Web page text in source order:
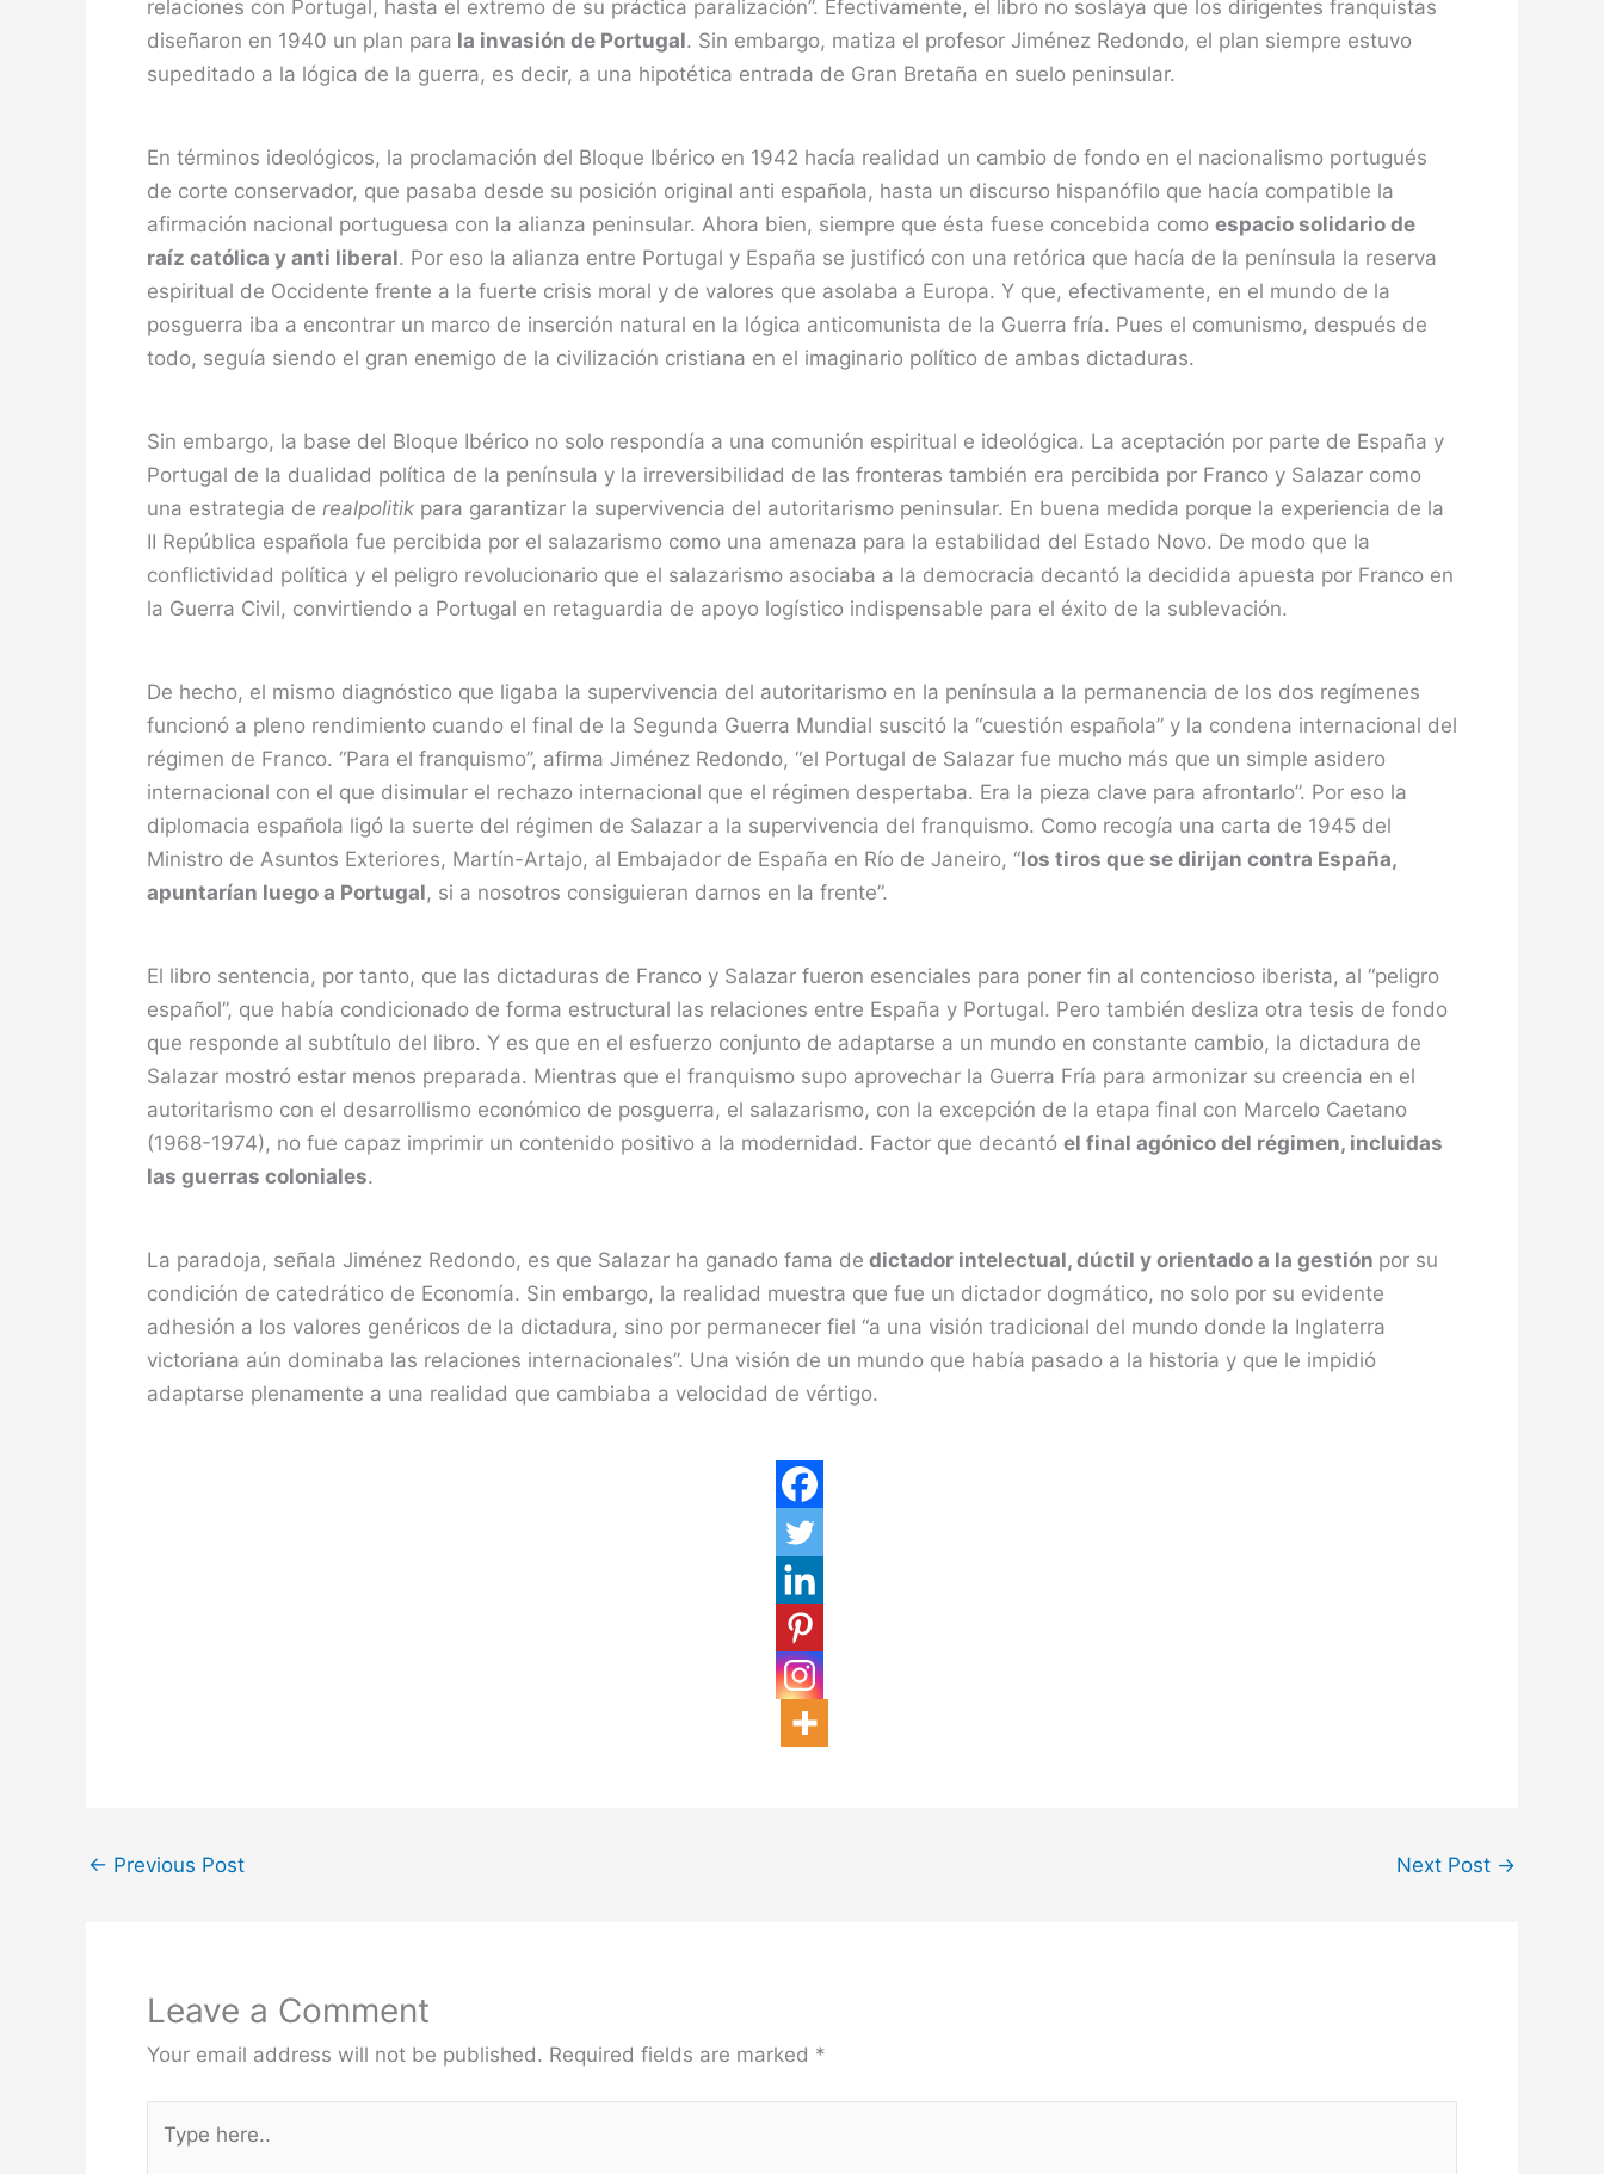
relaciones con Portugal, hasta el extremo de su práctica paralización”. Efectivamente, el libro no soslaya que los dirigentes franquistas
diseñaron en 1940 un plan para la invasión de Portugal. Sin embargo, matiza el profesor Jiménez Redondo, el plan siempre estuvo
supeditado a la lógica de la guerra, es decir, a una hipotética entrada de Gran Bretaña en suelo peninsular.
En términos ideológicos, la proclamación del Bloque Ibérico en 1942 hacía realidad un cambio de fondo en el nacionalismo portugués
de corte conservador, que pasaba desde su posición original anti española, hasta un discurso hispanófilo que hacía compatible la
afirmación nacional portuguesa con la alianza peninsular. Ahora bien, siempre que ésta fuese concebida como espacio solidario de
raíz católica y anti liberal. Por eso la alianza entre Portugal y España se justificó con una retórica que hacía de la península la reserva
espiritual de Occidente frente a la fuerte crisis moral y de valores que asolaba a Europa. Y que, efectivamente, en el mundo de la
posguerra iba a encontrar un marco de inserción natural en la lógica anticomunista de la Guerra fría. Pues el comunismo, después de
todo, seguía siendo el gran enemigo de la civilización cristiana en el imaginario político de ambas dictaduras.
Sin embargo, la base del Bloque Ibérico no solo respondía a una comunión espiritual e ideológica. La aceptación por parte de España y
Portugal de la dualidad política de la península y la irreversibilidad de las fronteras también era percibida por Franco y Salazar como
una estrategia de realpolitik para garantizar la supervivencia del autoritarismo peninsular. En buena medida porque la experiencia de la
II República española fue percibida por el salazarismo como una amenaza para la estabilidad del Estado Novo. De modo que la
conflictividad política y el peligro revolucionario que el salazarismo asociaba a la democracia decantó la decidida apuesta por Franco en
la Guerra Civil, convirtiendo a Portugal en retaguardia de apoyo logístico indispensable para el éxito de la sublevación.
De hecho, el mismo diagnóstico que ligaba la supervivencia del autoritarismo en la península a la permanencia de los dos regímenes
funcionó a pleno rendimiento cuando el final de la Segunda Guerra Mundial suscitó la “cuestión española” y la condena internacional del
régimen de Franco. “Para el franquismo”, afirma Jiménez Redondo, “el Portugal de Salazar fue mucho más que un simple asidero
internacional con el que disimular el rechazo internacional que el régimen despertaba. Era la pieza clave para afrontarlo”. Por eso la
diplomacia española ligó la suerte del régimen de Salazar a la supervivencia del franquismo. Como recogía una carta de 1945 del
Ministro de Asuntos Exteriores, Martín-Artajo, al Embajador de España en Río de Janeiro, “los tiros que se dirijan contra España,
apuntarían luego a Portugal, si a nosotros consiguieran darnos en la frente”.
El libro sentencia, por tanto, que las dictaduras de Franco y Salazar fueron esenciales para poner fin al contencioso iberista, al “peligro
español”, que había condicionado de forma estructural las relaciones entre España y Portugal. Pero también desliza otra tesis de fondo
que responde al subtítulo del libro. Y es que en el esfuerzo conjunto de adaptarse a un mundo en constante cambio, la dictadura de
Salazar mostró estar menos preparada. Mientras que el franquismo supo aprovechar la Guerra Fría para armonizar su creencia en el
autoritarismo con el desarrollismo económico de posguerra, el salazarismo, con la excepción de la etapa final con Marcelo Caetano
(1968-1974), no fue capaz imprimir un contenido positivo a la modernidad. Factor que decantó el final agónico del régimen, incluidas
las guerras coloniales.
La paradoja, señala Jiménez Redondo, es que Salazar ha ganado fama de dictador intelectual, dúctil y orientado a la gestión por su
condición de catedrático de Economía. Sin embargo, la realidad muestra que fue un dictador dogmático, no solo por su evidente
adhesión a los valores genéricos de la dictadura, sino por permanecer fiel “a una visión tradicional del mundo donde la Inglaterra
victoriana aún dominaba las relaciones internacionales”. Una visión de un mundo que había pasado a la historia y que le impidió
adaptarse plenamente a una realidad que cambiaba a velocidad de vértigo.
← Previous Post Next Post →
Leave a Comment
Your email address will not be published. Required fields are marked *
here..